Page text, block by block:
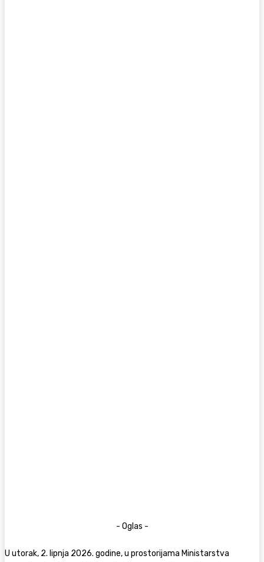
- Oglas -
U utorak, 2. lipnja 2026. godine, u prostorijama Ministarstva